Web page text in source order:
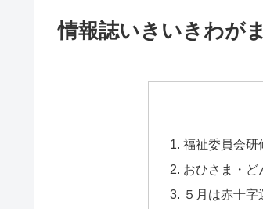
情報誌いきいきわが
福祉委員会研
おひさま・ど
５月は赤十